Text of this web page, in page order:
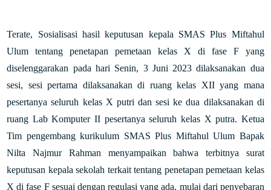
Terate, Sosialisasi hasil keputusan kepala SMAS Plus Miftahul
Ulum tentang penetapan pemetaan kelas X di fase F yang
diselenggarakan pada hari Senin, 3 Juni 2023 dilaksanakan dua
sesi, sesi pertama dilaksanakan di ruang kelas XII yang mana
pesertanya seluruh kelas X putri dan sesi ke dua dilaksanakan di
ruang Lab Komputer II pesertanya seluruh kelas X putra. Ketua
Tim pengembang kurikulum SMAS Plus Miftahul Ulum Bapak
Nilta Najmur Rahman menyampaikan bahwa terbitnya surat
keputusan kepala sekolah terkait tentang penetapan pemetaan kelas
X di fase F sesuai dengan regulasi yang ada, mulai dari penyebaran